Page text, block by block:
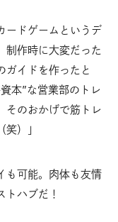
ードゲームというデ
制作時に大変だった
ガイドを作ったと
本”な営業部のトレ
そのおかげで筋トレ
）」
も可能。肉体も友情
トハブだ！